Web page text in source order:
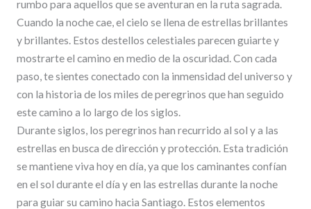
rumbo para aquellos que se aventuran en la ruta sagrada.
Cuando la noche cae, el cielo se llena de estrellas brillantes
y brillantes. Estos destellos celestiales parecen guiarte y
mostrarte el camino en medio de la oscuridad. Con cada
paso, te sientes conectado con la inmensidad del universo y
con la historia de los miles de peregrinos que han seguido
este camino a lo largo de los siglos.
Durante siglos, los peregrinos han recurrido al sol y a las
estrellas en busca de dirección y protección. Esta tradición
se mantiene viva hoy en día, ya que los caminantes confían
en el sol durante el día y en las estrellas durante la noche
para guiar su camino hacia Santiago. Estos elementos